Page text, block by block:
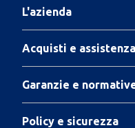
L'azienda
Acquisti e assistenza
Garanzie e
Policy e sicurezza